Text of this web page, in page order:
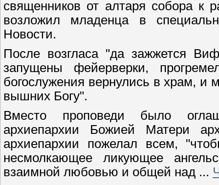
священников от алтаря собора к
возложил младенца в
Новости.
После возгласа "да зажжется
запущены фейерверки,
богослужения вернулись в храм, и
вышних Богу".
Вместо проповеди было
архиепархии Божией Матери
архиепархии пожелал всем,
несмолкающее ликующее
взаимной любовью и общей над ...